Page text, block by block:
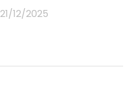
21/12/2025